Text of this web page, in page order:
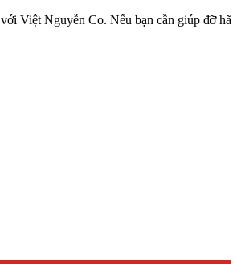
Co. Nếu bạn cần giúp đỡ hãy liên